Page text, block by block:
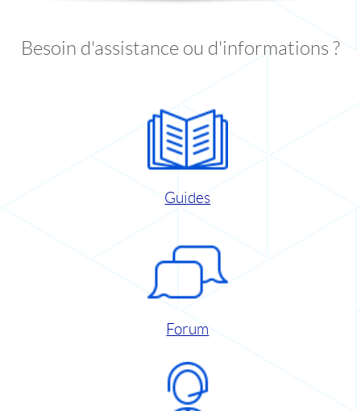
Besoin d'assistance ou d'informations ?
Guides
Forum